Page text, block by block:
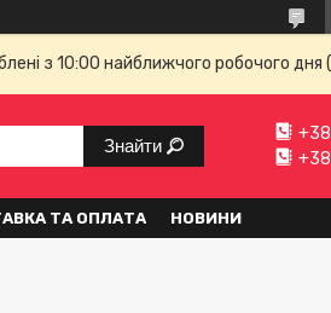
з 10:00 найближчого робочого
Знайти
ТА ОПЛАТА НОВИНИ